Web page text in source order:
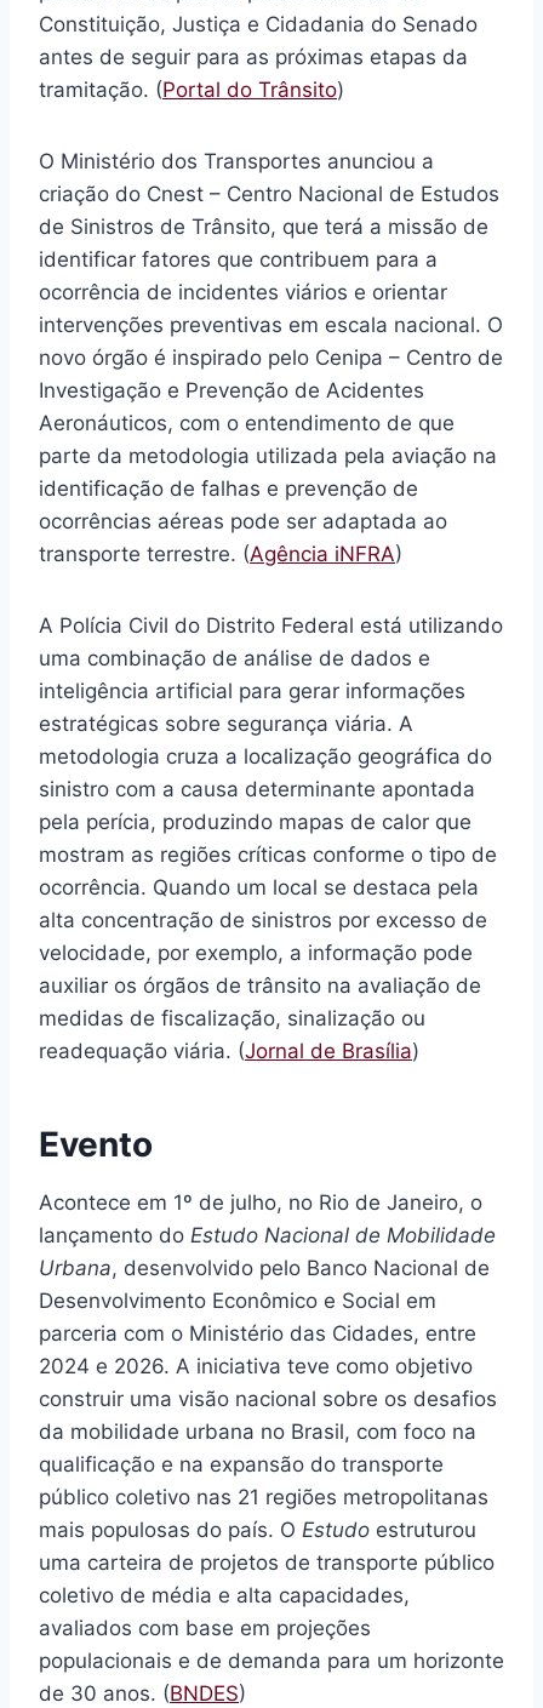
Constituição, Justiça e Cidadania do Senado
antes de seguir para as próximas etapas da
tramitação. (Portal do Trânsito)
O Ministério dos Transportes anunciou a
criação do Cnest – Centro Nacional de Estudos
de Sinistros de Trânsito, que terá a missão de
identificar fatores que contribuem para a
ocorrência de incidentes viários e orientar
intervenções preventivas em escala nacional. O
novo órgão é inspirado pelo Cenipa – Centro de
Investigação e Prevenção de Acidentes
Aeronáuticos, com o entendimento de que
parte da metodologia utilizada pela aviação na
identificação de falhas e prevenção de
ocorrências aéreas pode ser adaptada ao
transporte terrestre. (Agência iNFRA)
A Polícia Civil do Distrito Federal está utilizando
uma combinação de análise de dados e
inteligência artificial para gerar informações
estratégicas sobre segurança viária. A
metodologia cruza a localização geográfica do
sinistro com a causa determinante apontada
pela perícia, produzindo mapas de calor que
mostram as regiões críticas conforme o tipo de
ocorrência. Quando um local se destaca pela
alta concentração de sinistros por excesso de
velocidade, por exemplo, a informação pode
auxiliar os órgãos de trânsito na avaliação de
medidas de fiscalização, sinalização ou
readequação viária. (Jornal de Brasília)
Evento
Acontece em 1º de julho, no Rio de Janeiro, o
lançamento do Estudo Nacional de Mobilidade
Urbana, desenvolvido pelo Banco Nacional de
Desenvolvimento Econômico e Social em
parceria com o Ministério das Cidades, entre
2024 e 2026. A iniciativa teve como objetivo
construir uma visão nacional sobre os desafios
da mobilidade urbana no Brasil, com foco na
qualificação e na expansão do transporte
público coletivo nas 21 regiões metropolitanas
mais populosas do país. O Estudo estruturou
uma carteira de projetos de transporte público
coletivo de média e alta capacidades,
avaliados com base em projeções
populacionais e de demanda para um horizonte
de 30 anos. (BNDES)